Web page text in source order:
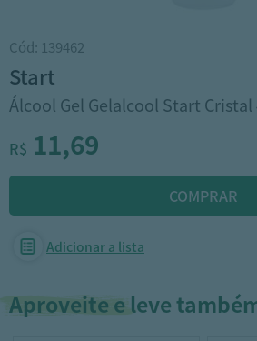
Cód: 139462
start
Álcool Gel Gelalcool Start Cristal
R$ 11,69
Adicionar a lista
Aproveite e leve